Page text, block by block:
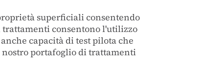
superficiali consentendo
consentono l'utilizzo
capacità di test pilota che
portafoglio di trattamenti